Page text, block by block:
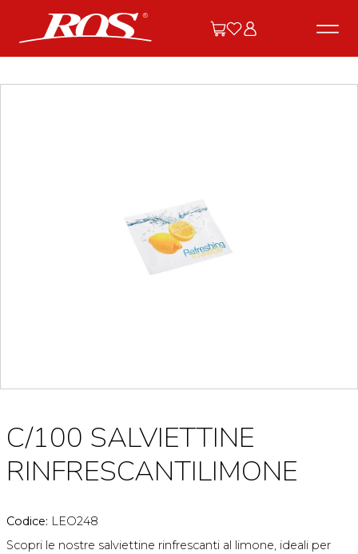
C/100 SALVIETTINE
RINFRESCANTILIMONE
Codice: LEO248
Scopri le nostre salviettine rinfrescanti al limone, ideali per